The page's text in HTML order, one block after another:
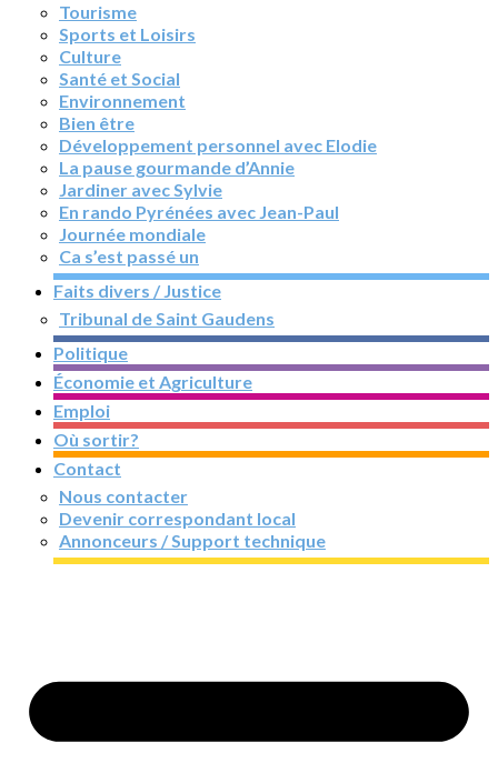
Tourisme
Sports et Loisirs
Culture
Santé et Social
Environnement
Bien être
Développement personnel avec Elodie
La pause gourmande d’Annie
Jardiner avec Sylvie
En rando Pyrénées avec Jean-Paul
Journée mondiale
Ca s’est passé un
Faits divers / Justice
Tribunal de Saint Gaudens
Politique
Économie et Agriculture
Emploi
Où sortir?
Contact
Nous contacter
Devenir correspondant local
Annonceurs / Support technique